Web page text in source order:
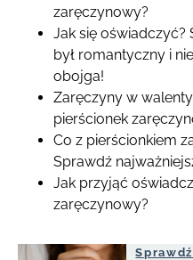
zaręczynowy?
Jak się oświadczyć?
był romantyczny i
obojga!
Zaręczyny w
pierścionek
Co z pierścionkiem
Sprawdź
Jak przyjąć
zaręczynowy?